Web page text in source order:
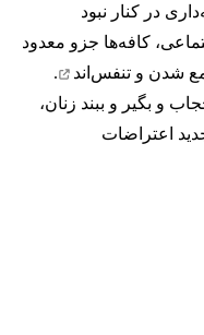
در کنار نبود
کافه‌ها جزو معدود
شدن و تنفس‌اند
.
و بگیر و ببند زنان،
اعتراضات